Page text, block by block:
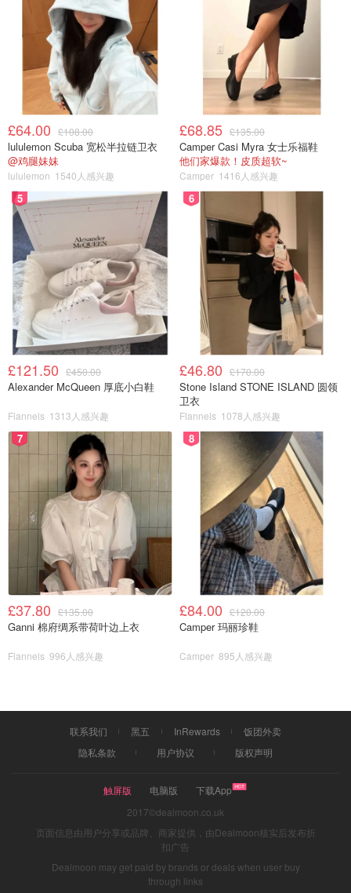
£64.00 £108.00
lululemon Scuba 宽松半拉链卫衣
@鸡腿妹妹
lululemon 1540人感兴趣
£68.85 £135.00
Camper Casi Myra 女士乐福鞋
他们家爆款！皮质超软~
Camper 1416人感兴趣
5
£121.50 £450.00
Alexander McQueen 厚底小白鞋
Flannels 1313人感兴趣
6
£46.80 £170.00
Stone Island STONE ISLAND 圆领
卫衣
Flannels 1078人感兴趣
7
£37.80 £135.00
Ganni 棉府绸系带荷叶边上衣
Flannels 996人感兴趣
8
£84.00 £120.00
Camper 玛丽珍鞋
Camper 895人感兴趣
联系我们 黑五 InRewards
饭团外卖
隐私条款
用户协议 版权声明
触屏版 电脑版
下载App
2017©dealmoon.co.uk
页面信息由用户分享或品牌、商家提供，由Dealmoon核实后发布折
扣广告
Dealmoon may get paid by brands or deals when user buy
through links